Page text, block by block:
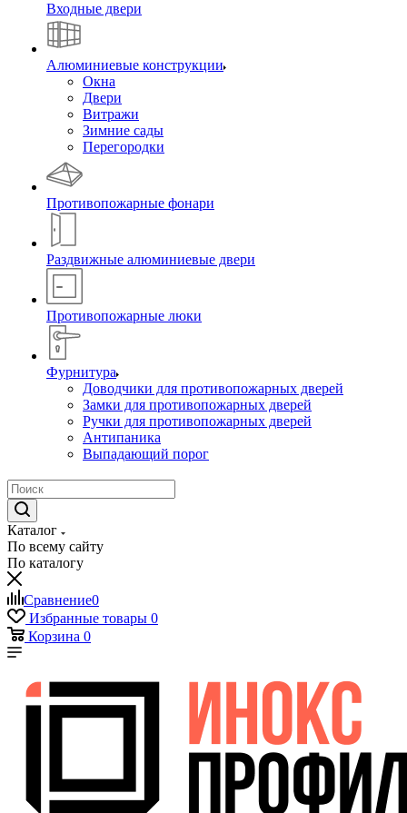
Входные двери
Алюминиевые конструкции
Окна
Двери
Витражи
Зимние сады
Перегородки
Противопожарные фонари
Раздвижные алюминиевые двери
Противопожарные люки
Фурнитура
Доводчики для противопожарных дверей
Замки для противопожарных дверей
Ручки для противопожарных дверей
Антипаника
Выпадающий порог
Каталог
По всему сайту
По каталогу
Сравнение0
Избранные товары 0
Корзина 0